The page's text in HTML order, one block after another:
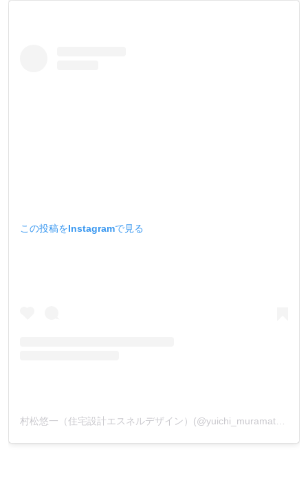
この投稿をInstagramで見る
村松悠一（住宅設計エスネルデザイン）(@yuichi_muramatsu_)がシェアした投稿